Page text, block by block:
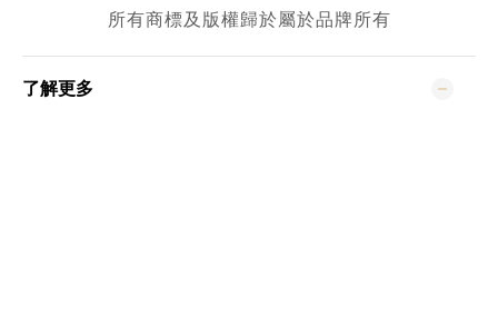
所有商標及版權歸於屬於品牌所有
了解更多